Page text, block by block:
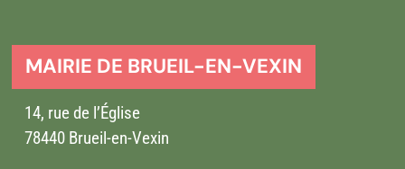
MAIRIE DE BRUEIL-EN-VEXIN
14, rue de l’Église
78440 Brueil-en-Vexin